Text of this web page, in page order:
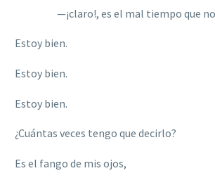
—¡claro!, es el mal tiempo que no
Estoy bien.
Estoy bien.
Estoy bien.
¿Cuántas veces tengo que decirlo?
Es el fango de mis ojos,